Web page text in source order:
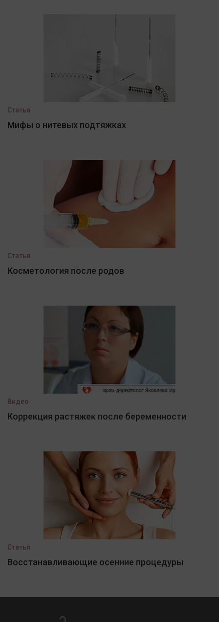
Статья
Мифы о нитевых подтяжках
Статья
Косметология после родов
Видео
Коррекция растяжек после беременности
Статья
Восстанавливающие осенние процедуры